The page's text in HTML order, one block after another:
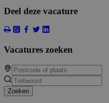
Deel deze vacature
Vacatures zoeken
Zoeken